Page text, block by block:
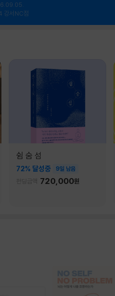
강서NC점
쉼 숨 섬
72% 달성중 9일 남음
펀딩금액 720,000원